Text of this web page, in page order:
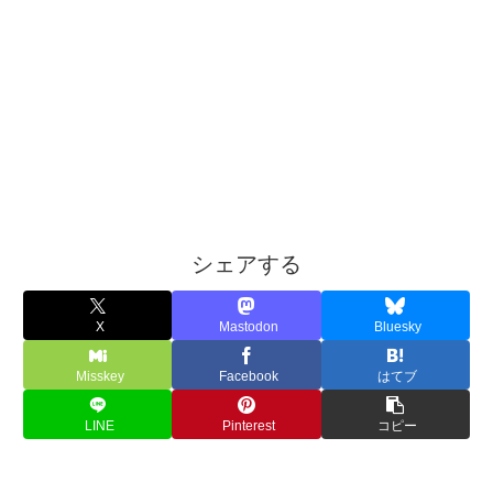
シェアする
X Mastodon Bluesky
Misskey Facebook はてブ
LINE Pinterest コピー